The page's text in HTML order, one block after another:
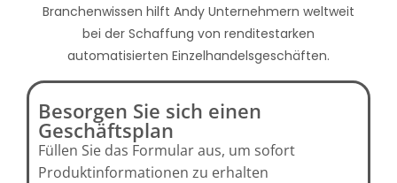
Branchenwissen hilft Andy Unternehmern weltweit
bei der Schaffung von renditestarken
automatisierten Einzelhandelsgeschäften.
Besorgen Sie sich einen
Geschäftsplan
Füllen Sie das Formular aus, um sofort
Produktinformationen zu erhalten